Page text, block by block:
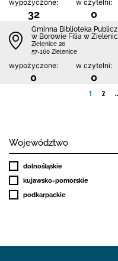
wypożyczone:
32
w czytelni:
0
Gminna Biblioteka
w Borowie Filia w
Zielenice 26
57-160 Zielenice
wypożyczone:
0
w czytelni:
0
1 2
Województwo
dolnośląskie
kujawsko-pomorskie
podkarpackie